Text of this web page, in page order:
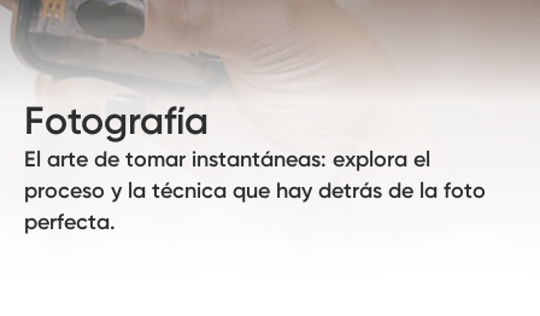
Fotografía
El arte de tomar instantáneas: explora el
proceso y la técnica que hay detrás de la foto
perfecta.